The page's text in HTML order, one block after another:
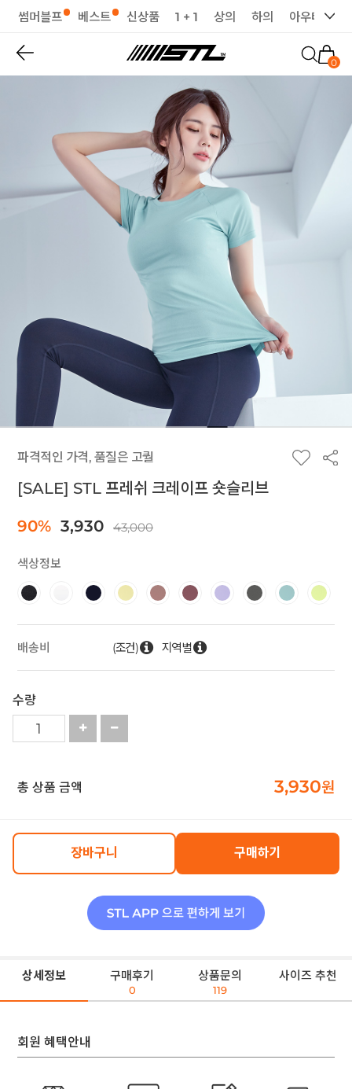
썸머블프 베스트 신상품 1 + 1 상의 하의 아우터
0
파격적인 가격, 품질은 고퀄
[SALE] STL 프레쉬 크레이프 숏슬리브
90% 3,930 43,000
색상정보
배송비 (조건) 지역별
수량
총 상품 금액 3,930원
장바구니 구매하기
상세정보 구매후기
0
상품문의
119
사이즈 추천
회원 혜택안내